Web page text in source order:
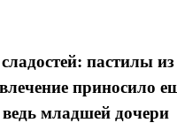
пастилы из
приносило
младшей дочери